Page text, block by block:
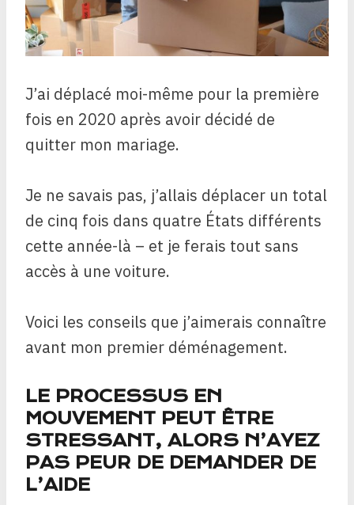
J’ai déplacé moi-même pour la première
fois en 2020 après avoir décidé de
quitter mon mariage.
Je ne savais pas, j’allais déplacer un total
de cinq fois dans quatre États différents
cette année-là – et je ferais tout sans
accès à une voiture.
Voici les conseils que j’aimerais connaître
avant mon premier déménagement.
LE PROCESSUS EN
MOUVEMENT PEUT ÊTRE
STRESSANT, ALORS N’AYEZ
PAS PEUR DE DEMANDER DE
L’AIDE